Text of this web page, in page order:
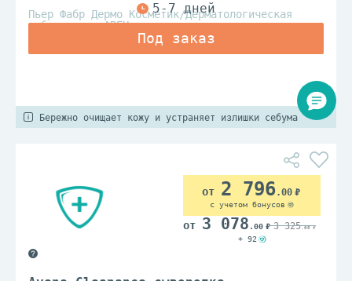
Пьер Фабр Дермо Косметик/Дерматологическая
лаборатория АВЕН
Бережно очищает кожу и устраняет излишки себума
2 796.00
с учетом бонусов
3 078 .00 3 325.00
+ 92